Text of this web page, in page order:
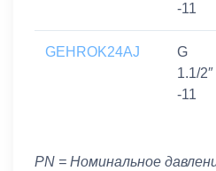
-11
GEHROK24AJ
G
1.1/2″
-11
PN = Номинальное